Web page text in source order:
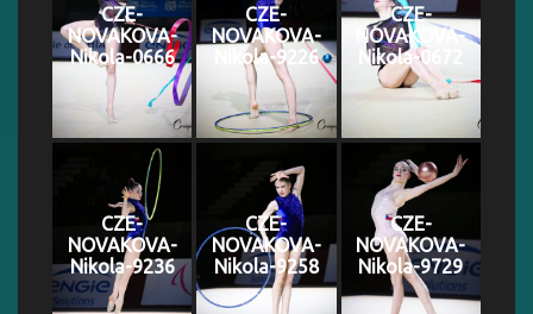
CZE-
NOVAKOVA-
Nikola-0666
CZE-
NOVAKOVA-
Nikola-9226
CZE-
NOVAKOVA-
Nikola-0672
CZE-
NOVAKOVA-
Nikola-9236
CZE-
NOVAKOVA-
Nikola-9258
CZE-
NOVAKOVA-
Nikola-9729